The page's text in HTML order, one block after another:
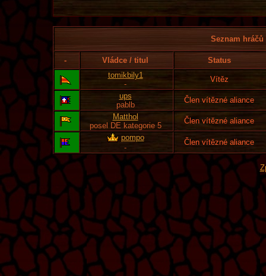
Seznam
- Vládce / titul
Status
tomikbily1
-
Vítěz
ups
pablb
Člen vítězné aliance
Matthol
posel DE kategorie 5
Člen vítězné aliance
pompo
-
Člen vítězné aliance